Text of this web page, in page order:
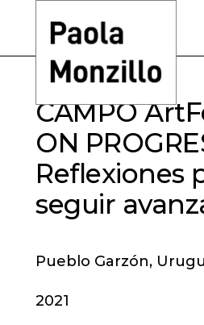
CAMPO
ON
Reflexiones
seguir
Pueblo Garzón,
2021